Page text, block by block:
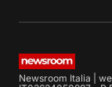
Newsroom Italia |